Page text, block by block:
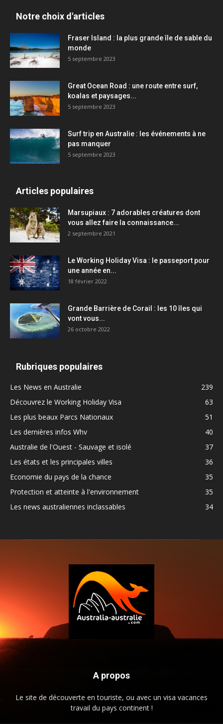
Notre choix d'articles
Fraser Island : la plus grande île de sable du
monde
5 septembre 2023
Great Ocean Road : une route entre surf,
koalas et paysages...
5 septembre 2023
Surf trip en Australie : les événements à ne
pas manquer
5 septembre 2023
Articles populaires
Marsupiaux : 7 adorables créatures dont
vous allez faire la connaissance...
2 septembre 2021
Le Working Holiday Visa : le passeport pour
une année en...
18 février 2022
Grande Barrière de Corail : les 10 îles qui
vont vous...
26 octobre 2022
Rubriques populaires
Les News en Australie
239
Découvrez le Working Holiday Visa
63
Les plus beaux Parcs Nationaux
51
Les dernières infos Whv
40
Australie de l'Ouest - Sauvage et isolé
37
Les états et les principales villes
36
Economie du pays de la chance
35
Protection et atteinte à l'environnement
35
Les news australiennes inclassables
34
A propos
Le site de découverte en touriste, ou avec un visa vacances
travail du pays continent !